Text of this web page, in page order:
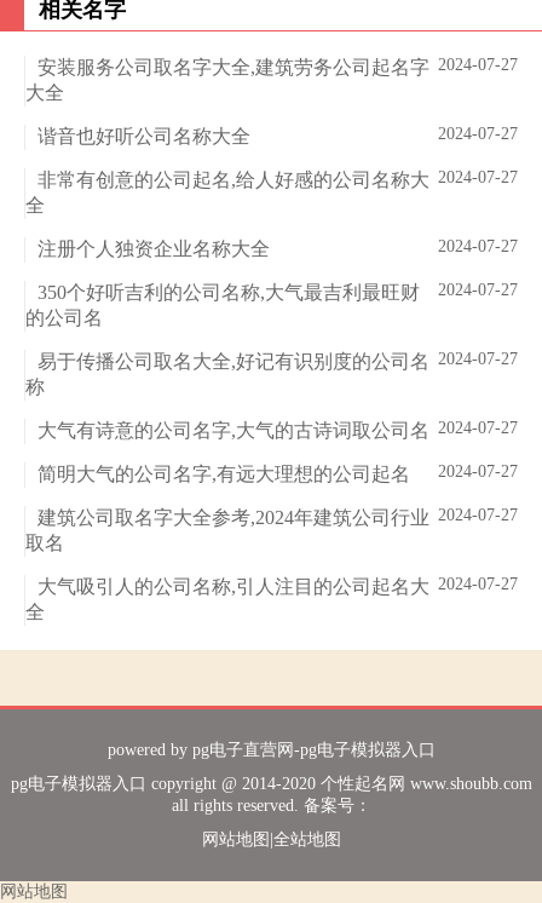
相关名字
2024-07-27
安装服务公司取名字大全,建筑劳务公司起名字
大全
2024-07-27
谐音也好听公司名称大全
2024-07-27
非常有创意的公司起名,给人好感的公司名称大
全
2024-07-27
注册个人独资企业名称大全
2024-07-27
350个好听吉利的公司名称,大气最吉利最旺财
的公司名
2024-07-27
易于传播公司取名大全,好记有识别度的公司名
称
2024-07-27
大气有诗意的公司名字,大气的古诗词取公司名
2024-07-27
简明大气的公司名字,有远大理想的公司起名
2024-07-27
建筑公司取名字大全参考,2024年建筑公司行业
取名
2024-07-27
大气吸引人的公司名称,引人注目的公司起名大
全
powered by pg电子直营网-pg电子模拟器入口
pg电子模拟器入口 copyright @ 2014-2020 个性起名网 www.shoubb.com
all rights reserved. 备案号：
网站地图 全站地图
网站地图